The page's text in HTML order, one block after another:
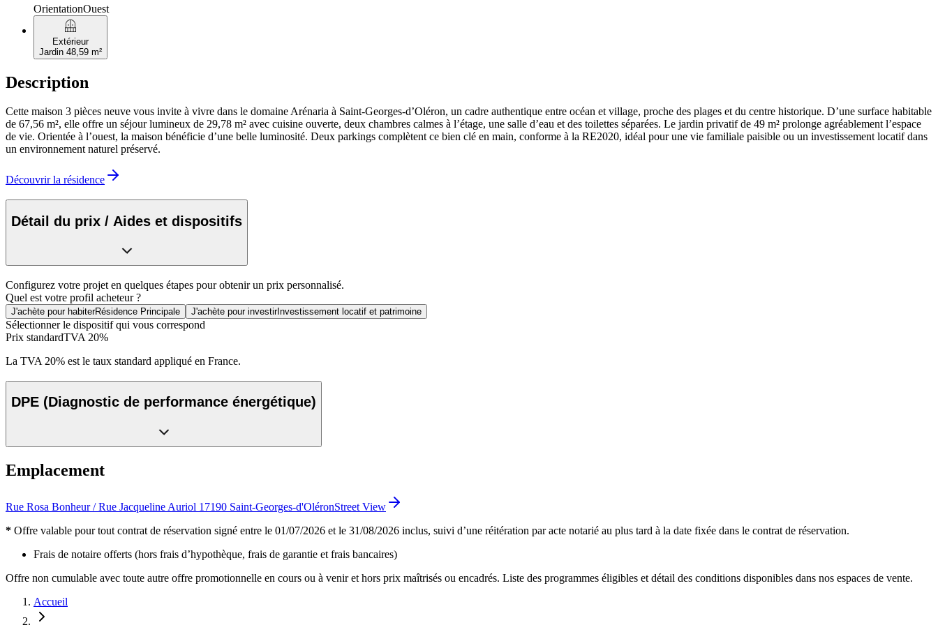
OrientationOuest
balcony
Extérieur
Jardin 48,59 m²
Description
Cette maison 3 pièces neuve vous invite à vivre dans le domaine Arénaria à Saint-Georges-d’Oléron, un cadre authentique entre océan et village, proche des plages et du centre historique. D’une surface habitable
de 67,56 m², elle offre un séjour lumineux de 29,78 m² avec cuisine ouverte, deux chambres calmes à l’étage, une salle d’eau et des toilettes séparées. Le jardin privatif de 49 m² prolonge agréablement l’espace
de vie. Orientée à l’ouest, la maison bénéficie d’une belle luminosité. Deux parkings complètent ce bien clé en main, conforme à la RE2020, idéal pour une vie familiale paisible ou un investissement locatif dans
un environnement naturel préservé.
Découvrir la résidence
Détail du prix / Aides et dispositifs
Configurez votre projet en quelques étapes pour obtenir un prix personnalisé.
Quel est votre profil acheteur ?
J'achète pour habiterRésidence Principale J'achète pour investirInvestissement locatif et patrimoine
Sélectionner le dispositif qui vous correspond
Prix standardTVA 20%
La TVA 20% est le taux standard appliqué en France.
DPE (Diagnostic de performance énergétique)
Emplacement
Rue Rosa Bonheur / Rue Jacqueline Auriol 17190 Saint-Georges-d'OléronStreet View
* Offre valable pour tout contrat de réservation signé entre le 01/07/2026 et le 31/08/2026 inclus, suivi d’une réitération par acte notarié au plus tard à la date fixée dans le contrat de réservation.
Frais de notaire offerts (hors frais d’hypothèque, frais de garantie et frais bancaires)
Offre non cumulable avec toute autre offre promotionnelle en cours ou à venir et hors prix maîtrisés ou encadrés. Liste des programmes éligibles et détail des conditions disponibles dans nos espaces de vente.
Accueil